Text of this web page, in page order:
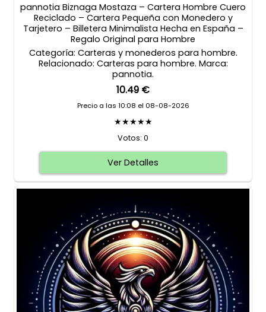
pannotia Biznaga Mostaza – Cartera Hombre Cuero
Reciclado – Cartera Pequeña con Monedero y
Tarjetero – Billetera Minimalista Hecha en España –
Regalo Original para Hombre
Categoría: Carteras y monederos para hombre.
Relacionado: Carteras para hombre. Marca:
pannotia.
10.49 €
Precio a las 10:08 el 08-08-2026
★★★★★
Votos: 0
Ver Detalles